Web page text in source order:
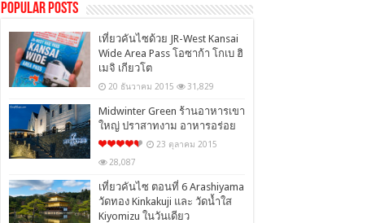
Popular Posts
เที่ยวคันไซด้วย JR-West Kansai
Wide Area Pass โอซาก้า โกเบ ฮิ
เมจิ เกียวโต
20 ธันวาคม 2015 31,829
Midwinter Green ร้านอาหารเขา
ใหญ่ ปราสาทงาม อาหารอร่อย
23 ตุลาคม 2015
28,087
เที่ยวคันไซ ตอนที่ 6 Arashiyama
วัดทอง Kinkakuji และ วัดน้ำใส
Kiyomizu ในวันเดียว